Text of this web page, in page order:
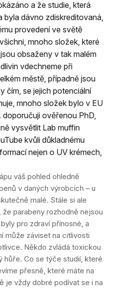
a že studie, která
byla dávno zdiskreditovaná,
provedení ve světě
mnoho složek, které
obsaženy v tak malém
vdechneme při
městě, případně jsou
čím, se jejich potenciální
mnoho složek bylo v EU
ověřenou PhD,
vysvětlit Lab muffin
kvůli důkladnému
nejen o UV krémech,
váš pohled ohledně
v daných výrobcích – u
malé. Stále si ale
parabeny rozhodně nejsou
pro zdraví přínosné, a
může záviset na citlivosti
Někdo zvládá toxickou
hůře. Co se týče studií, které
přesně, které máte na
je vždy dobré podívat se i na